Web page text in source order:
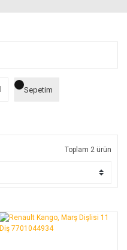
Sepetim
Toplam 2 ürün